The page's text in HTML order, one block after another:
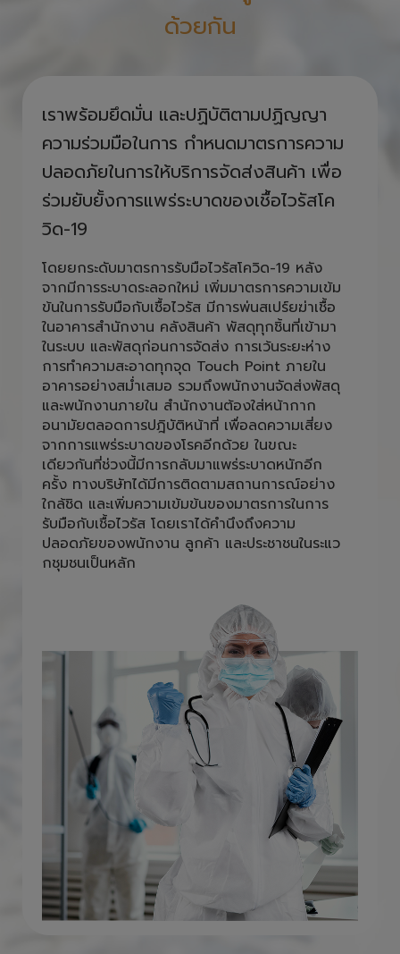
บริษัท แอลวี ออโตเมชั่น จำกัด
ห่วงใยคนไทย รวมใจสู้ COVID ไป
เราพร้อมยึดมั่น และปฏิบัติตามปฏิญญา
ความร่วมมือในการ กำหนดมาตรการความ
ปลอดภัยในการให้บริการจัดส่งสินค้า เพื่อ
วิด-19
โดยยกระดับมาตรการรับมือไวรัสโควิด-19 หลัง
จากมีการระบาดระลอกใหม่ เพิ่มมาตรการความเข้ม
ข้นในการรับมือกับเชื้อไวรัส มีการพ่นสเปร์ยฆ่าเชื้อ
ในอาคารสำนักงาน คลังสินค้า พัสดุทุกชิ้นที่เข้ามา
ในระบบ และพัสดุก่อนการจัดส่ง การเว้นระยะห่าง
การทำความสะอาดทุกจุด Touch Point ภายใน
อาคารอย่างสม่ำเสมอ รวมถึงพนักงานจัดส่งพัสดุ
และพนักงานภายใน สำนักงานต้องใส่หน้ากาก
อนามัยตลอดการปฎิบัติหน้าที่ เพื่อลดความเสี่ยง
จากการแพร่ระบาดของโรคอีกด้วย ในขณะ
เดียวกันที่ช่วงนี้มีการกลับมาแพร่ระบาดหนักอีก
ครั้ง ทางบริษัทได้มีการติดตามสถานการณ์อย่าง
ใกล้ชิด และเพิ่มความเข้มข้นของมาตรการในการ
รับมือกับเชื้อไวรัส โดยเราได้คำนึงถึงความ